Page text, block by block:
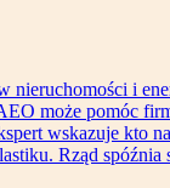
nieruchomości i
może pomóc
wskazuje kto
Rząd